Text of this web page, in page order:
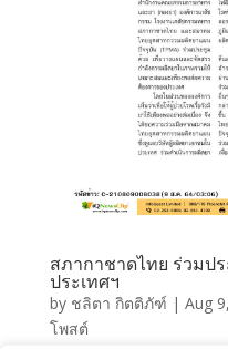
สภากาชาดไทย ร่วมป
ประเทศฯ
by ชลิตา กิตติภัฑ์ | Aug
โพสต์